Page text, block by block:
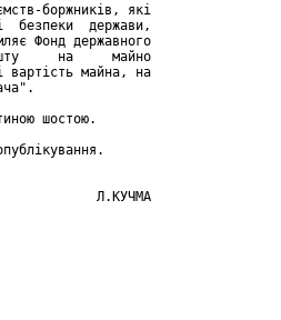
боржників, які
безпеки  держави,
Фонд державного
на     майно
вартість майна, на
шостою.
Л.КУЧМА